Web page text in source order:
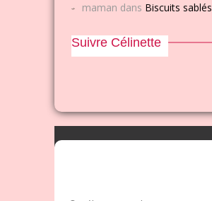
maman dans Biscuits sablés
Suivre Célinette